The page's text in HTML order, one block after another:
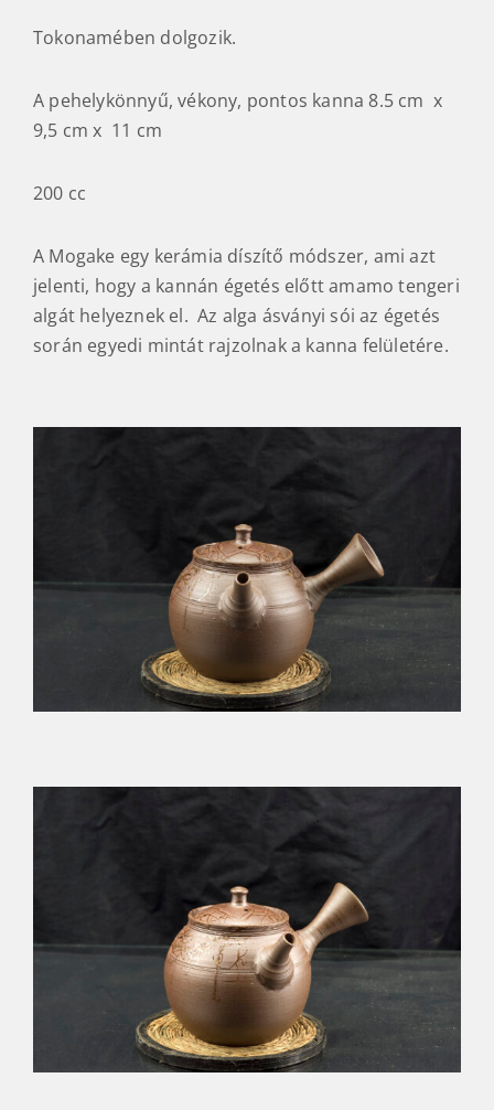
Tokonamében dolgozik.
A pehelykönnyű, vékony, pontos kanna 8.5 cm x
9,5 cm x 11 cm
200 cc
A Mogake egy kerámia díszítő módszer, ami azt
jelenti, hogy a kannán égetés előtt amamo tengeri
algát helyeznek el. Az alga ásványi sói az égetés
során egyedi mintát rajzolnak a kanna felületére.